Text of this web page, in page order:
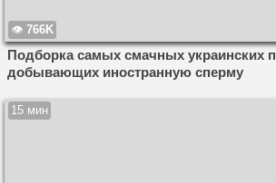
766K
Подборка самых смачных украинских
добывающих иностранную сперму
15 мин